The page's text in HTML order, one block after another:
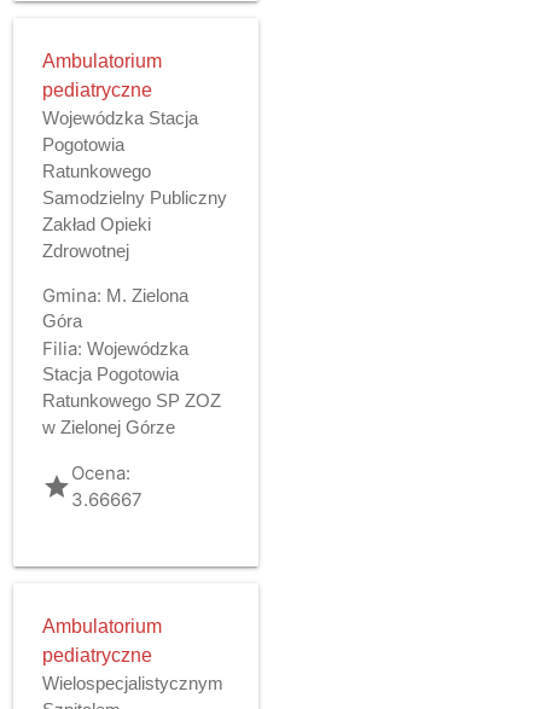
Ambulatorium
pediatryczne
Wojewódzka Stacja
Pogotowia
Ratunkowego
Samodzielny Publiczny
Zakład Opieki
Zdrowotnej
Gmina: M. Zielona
Góra
Filia: Wojewódzka
Stacja Pogotowia
Ratunkowego SP ZOZ
w Zielonej Górze
gradeOcena:
3.66667
Ambulatorium
pediatryczne
Wielospecjalistycznym